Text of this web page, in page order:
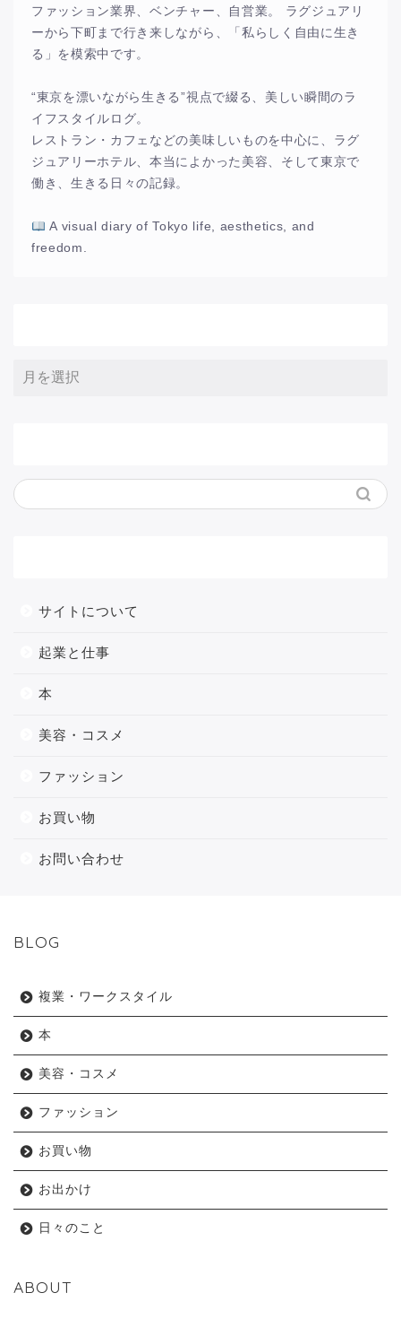
ファッション業界、ベンチャー、自営業。 ラグジュアリ
ーから下町まで行き来しながら、「私らしく自由に生き
る」を模索中です。
“東京を漂いながら生きる”視点で綴る、美しい瞬間のラ
イフスタイルログ。
レストラン・カフェなどの美味しいものを中心に、ラグ
ジュアリーホテル、本当によかった美容、そして東京で
働き、生きる日々の記録。
A visual diary of Tokyo life, aesthetics, and
freedom.
サイトについて
起業と仕事
本
美容・コスメ
ファッション
お買い物
お問い合わせ
BLOG
複業・ワークスタイル
本
美容・コスメ
ファッション
お買い物
お出かけ
日々のこと
ABOUT